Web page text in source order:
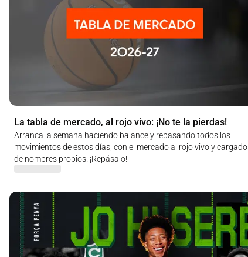
La tabla de mercado, al rojo vivo: ¡No te la pierdas!
Arranca la semana haciendo balance y repasando todos los
movimientos de estos días, con el mercado al rojo vivo y cargado
de nombres propios. ¡Repásalo!